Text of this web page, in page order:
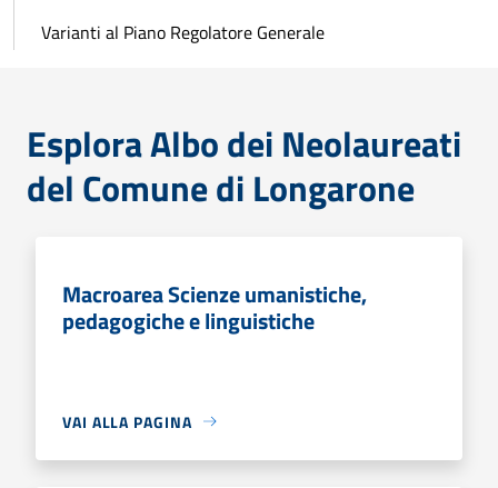
Varianti al Piano Regolatore Generale
Esplora Albo dei Neolaureati
del Comune di Longarone
Macroarea Scienze umanistiche,
pedagogiche e linguistiche
VAI ALLA PAGINA